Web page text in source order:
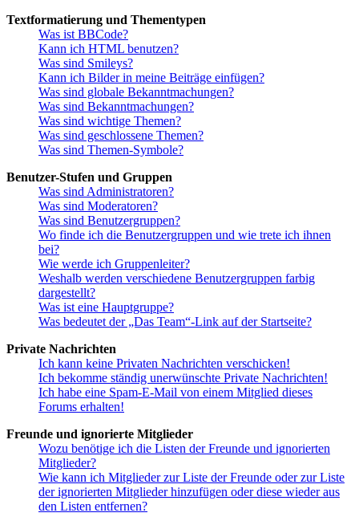
Textformatierung und Thementypen
Was ist BBCode?
Kann ich HTML benutzen?
Was sind Smileys?
Kann ich Bilder in meine Beiträge einfügen?
Was sind globale Bekanntmachungen?
Was sind Bekanntmachungen?
Was sind wichtige Themen?
Was sind geschlossene Themen?
Was sind Themen-Symbole?
Benutzer-Stufen und Gruppen
Was sind Administratoren?
Was sind Moderatoren?
Was sind Benutzergruppen?
Wo finde ich die Benutzergruppen und wie trete ich ihnen
bei?
Wie werde ich Gruppenleiter?
Weshalb werden verschiedene Benutzergruppen farbig
dargestellt?
Was ist eine Hauptgruppe?
Was bedeutet der „Das Team“-Link auf der Startseite?
Private Nachrichten
Ich kann keine Privaten Nachrichten verschicken!
Ich bekomme ständig unerwünschte Private Nachrichten!
Ich habe eine Spam-E-Mail von einem Mitglied dieses
Forums erhalten!
Freunde und ignorierte Mitglieder
Wozu benötige ich die Listen der Freunde und ignorierten
Mitglieder?
Wie kann ich Mitglieder zur Liste der Freunde oder zur Liste
der ignorierten Mitglieder hinzufügen oder diese wieder aus
den Listen entfernen?